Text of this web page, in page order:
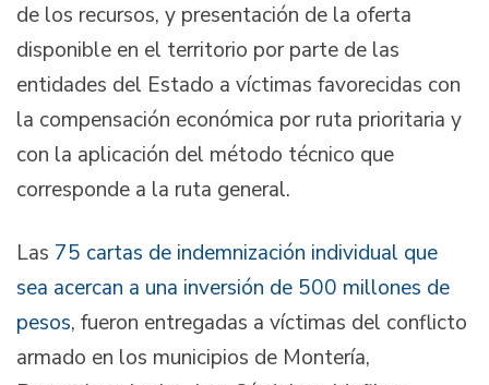
de los recursos, y presentación de la oferta
disponible en el territorio por parte de las
entidades del Estado a víctimas favorecidas con
la compensación económica por ruta prioritaria y
con la aplicación del método técnico que
corresponde a la ruta general.
Las 75 cartas de indemnización individual que
sea acercan a una inversión de 500 millones de
pesos, fueron entregadas a víctimas del conflicto
armado en los municipios de Montería,